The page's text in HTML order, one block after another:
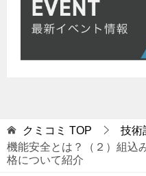
クミコミ TOP
技術
機能安全とは？（２）組込
格について紹介